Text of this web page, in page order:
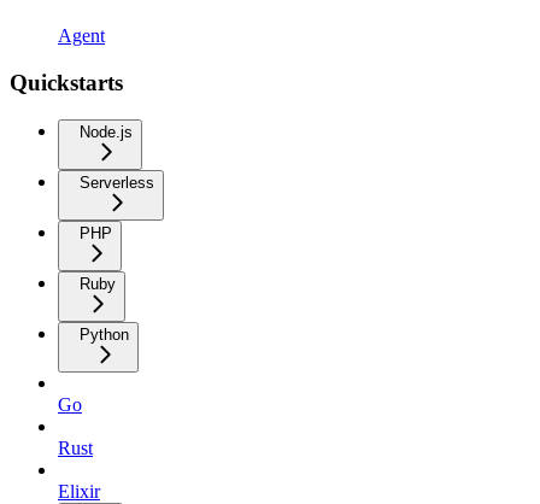
Agent
Quickstarts
Node.js
Serverless
PHP
Ruby
Python
Go
Rust
Elixir